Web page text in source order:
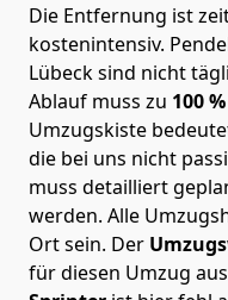
Die Entfernung ist
kostenintensiv.
Lübeck sind nicht
Ablauf muss zu 100
Umzugskiste
die bei uns nicht
muss detailliert
werden. Alle
Ort sein. Der
für diesen Umzug